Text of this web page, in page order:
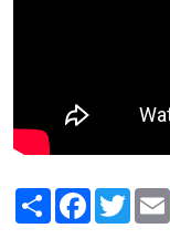
ShareFacebook